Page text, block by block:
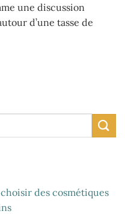
une discussion
d’une tasse de
des cosmétiques